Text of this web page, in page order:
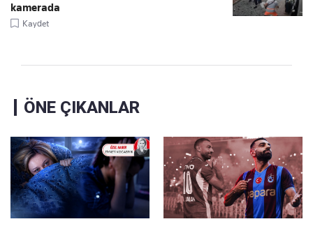
kamerada
Kaydet
ÖNE ÇIKANLAR